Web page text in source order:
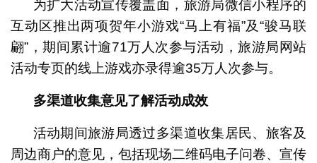
为扩大活动宣传覆盖面，旅游局微信小程序的
互动区推出两项贺年小游戏“马上有福”及“骏马联
翩”，期间累计逾71万人次参与活动，旅游局网站
活动专页的线上游戏亦录得逾35万人次参与。
多渠道收集意见了解活动成效
活动期间旅游局透过多渠道收集居民、旅客及
周边商户的意见，包括现场二维码电子问卷、宣传